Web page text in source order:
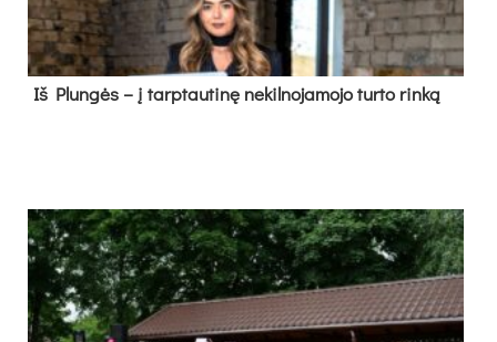
Iš Plungės – į tarptautinę nekilnojamojo turto rinką